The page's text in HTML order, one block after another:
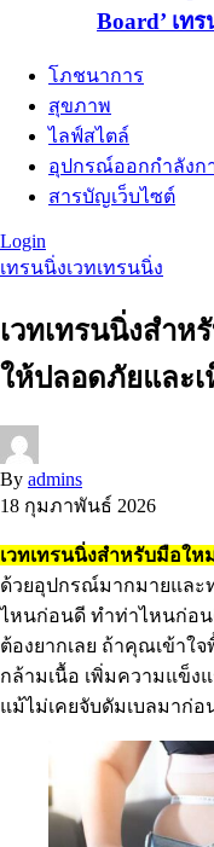
Board’ เท
โภชนาการ
สุขภาพ
ไลฟ์สไตล์
อุปกรณ์ออกกำลังก
สารบัญเว็บไซต์
Login
เทรนนิ่งเวทเทรนนิ่ง
เวทเทรนนิ่งสำห
ให้ปลอดภัยและ
By admins
18 กุมภาพันธ์ 2026
เวทเทรนนิ่งสำหรับมือให
ด้วยอุปกรณ์มากมายและ
ไหนก่อนดี ทำท่าไหนก่อน
ต้องยากเลย ถ้าคุณเข้าใ
กล้ามเนื้อ เพิ่มความแข็ง
แม้ไม่เคยจับดัมเบลมาก่อ